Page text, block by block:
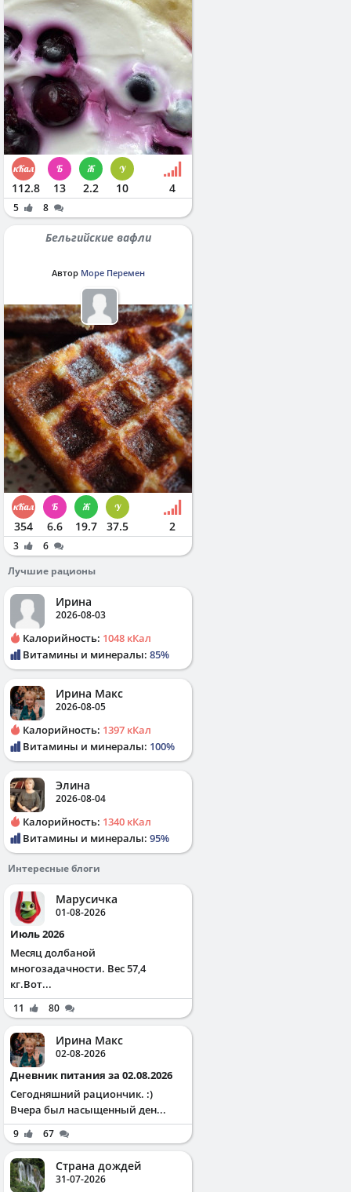
112.8 13 2.2 10 4
5 8
Бельгийские вафли
Автор Море Перемен
354 6.6 19.7 37.5 2
3
6
Лучшие рационы
Ирина
2026-08-03
Калорийность: 1048 кКал
Витамины и минералы: 85%
Ирина Макс
2026-08-05
Калорийность: 1397 кКал
Витамины и минералы: 100%
Элина
2026-08-04
Калорийность: 1340 кКал
Витамины и минералы: 95%
Интересные блоги
Марусичка
01-08-2026
Июль 2026
Месяц долбаной
многозадачности. Вес 57,4
кг.Вот...
11 80
Ирина Макс
02-08-2026
Дневник питания за 02.08.2026
Сегодняшний рациончик. :)
Вчера был насыщенный ден...
9 67
Страна дождей
31-07-2026